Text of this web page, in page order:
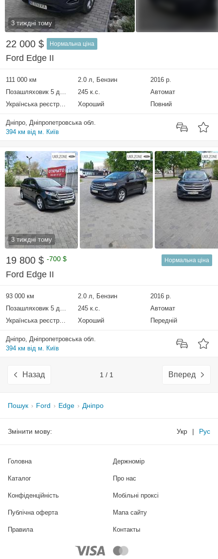
3 тиждні тому
22 000 $ Нормальна ціна
Ford Edge II
111 000 км 2.0 л, Бензин
2016 р.
Позашляховик 5 дверей
245 к.с.
Автомат
Українська реєстрація
Хороший Повний
Дніпро, Дніпропетровська обл.
394 км від м. Київ
3 тиждні тому
19 800 $ -700 $ Нормальна ціна
Ford Edge II
93 000 км 2.0 л, Бензин
2016 р.
Позашляховик 5 дверей
245 к.с.
Автомат
Українська реєстрація
Хороший Передній
Дніпро, Дніпропетровська обл.
394 км від м. Київ
Назад 1 / 1 Вперед
Пошук Ford Edge Дніпро
Змінити мову: Укр | Рус
Головна
Каталог
Держномір
Про нас
Конфіденційність Мобільні проксі
Публічна оферта Мапа сайту
Правила Контакты